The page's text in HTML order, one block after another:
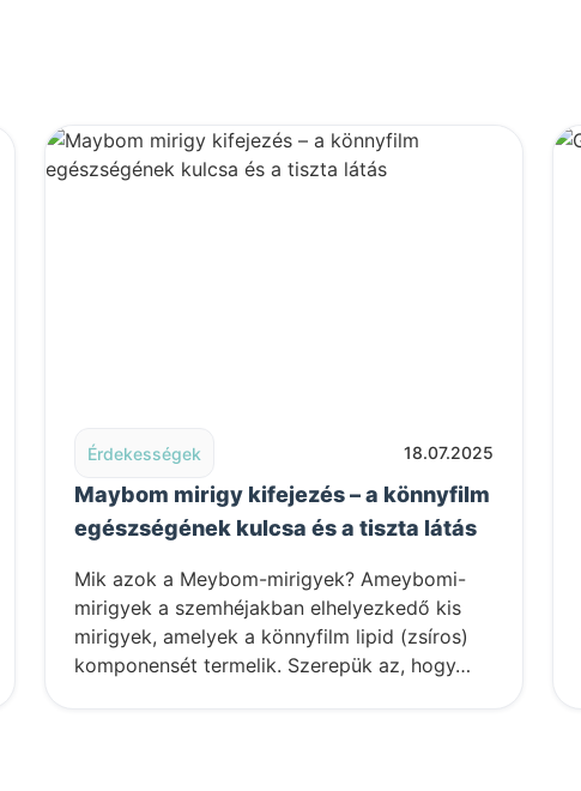
Érdekességek 18.07.2025
Maybom mirigy kifejezés – a könnyfilm
egészségének kulcsa és a tiszta látás
Mik azok a Meybom-mirigyek? Ameybomi-
mirigyek a szemhéjakban elhelyezkedő kis
mirigyek, amelyek a könnyfilm lipid (zsíros)
komponensét termelik. Szerepük az, hogy…